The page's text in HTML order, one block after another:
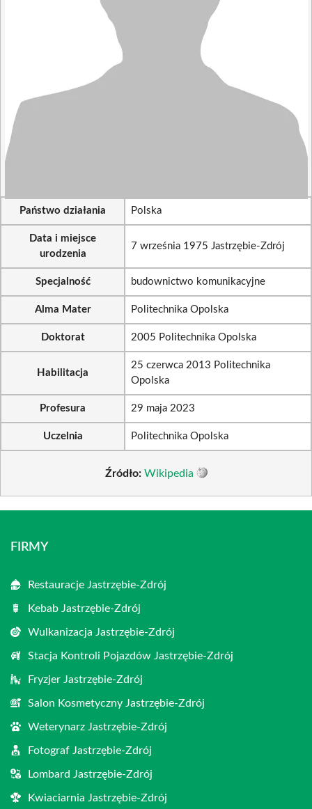
Państwo działania Polska
Data i miejsce
urodzenia
7 września 1975 Jastrzębie-Zdrój
Specjalność budownictwo komunikacyjne
Alma Mater Politechnika Opolska
Doktorat 2005 Politechnika Opolska
Habilitacja
25 czerwca 2013 Politechnika
Opolska
Profesura 29 maja 2023
Uczelnia Politechnika Opolska
Źródło: Wikipedia
FIRMY
Restauracje Jastrzębie-Zdrój
Kebab Jastrzębie-Zdrój
Wulkanizacja Jastrzębie-Zdrój
Stacja Kontroli Pojazdów Jastrzębie-Zdrój
Fryzjer Jastrzębie-Zdrój
Salon Kosmetyczny Jastrzębie-Zdrój
Weterynarz Jastrzębie-Zdrój
Fotograf Jastrzębie-Zdrój
Lombard Jastrzębie-Zdrój
Kwiaciarnia Jastrzębie-Zdrój